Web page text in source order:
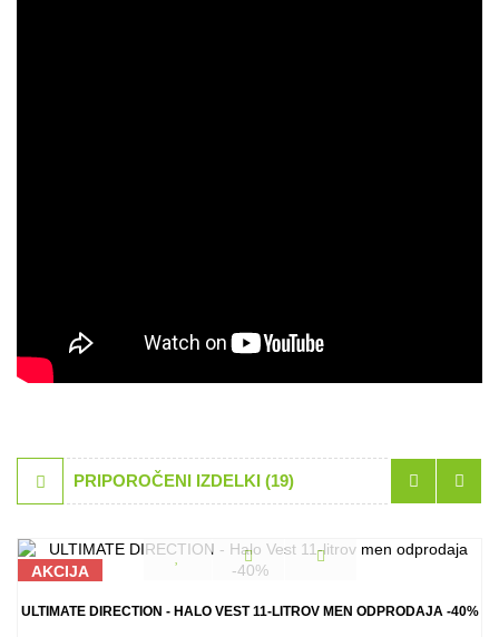
PRIPOROČENI IZDELKI (19)
AKCIJA
ULTIMATE DIRECTION - HALO VEST 11-LITROV MEN ODPRODAJA -40%